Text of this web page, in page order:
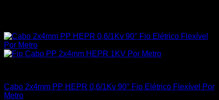
Cabo 2x4mm PP HEPR 0,6/1Kv 90° Fio Elétrico Flexível Por
Metro